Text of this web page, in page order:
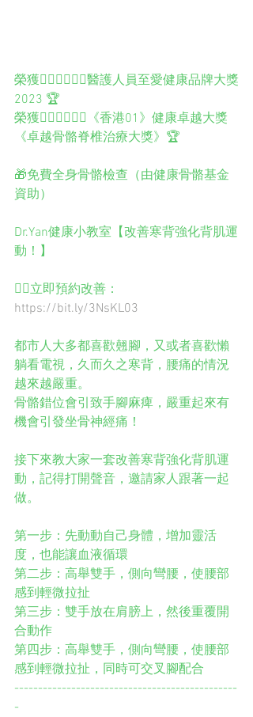
榮獲️👨🏻‍⚕️👩🏻‍⚕️醫護人員至愛健康品牌大獎
2023 🏆
榮獲👨🏻‍⚕️👩🏻‍⚕️《香港01》健康卓越大獎
《卓越骨骼脊椎治療大獎》🏆
🎁免費全身骨骼檢查（由健康骨骼基金
資助）
Dr.Yan健康小教室【改善寒背強化背肌運
動！】
👉🏻立即預約改善：
https://bit.ly/3NsKL03
都市人大多都喜歡翹腳，又或者喜歡懶
躺看電視，久而久之寒背，腰痛的情況
越來越嚴重。
骨骼錯位會引致手腳麻痺，嚴重起來有
機會引發坐骨神經痛！
接下來教大家一套改善寒背強化背肌運
動，記得打開聲音，邀請家人跟著一起
做。
第一步：先動動自己身體，增加靈活
度，也能讓血液循環
第二步：高舉雙手，側向彎腰，使腰部
感到輕微拉扯
第三步：雙手放在肩膀上，然後重覆開
合動作
第四步：高舉雙手，側向彎腰，使腰部
感到輕微拉扯，同時可交叉腳配合
-----------------------------------------------
-